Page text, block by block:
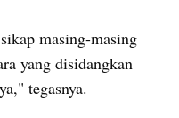
masing-masing
yang disidangkan
tegasnya.